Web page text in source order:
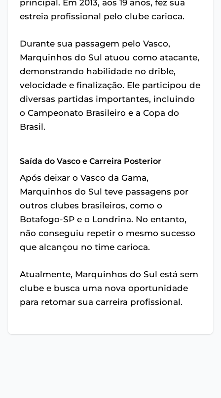
principal. Em 2013, aos 19 anos, fez sua
estreia profissional pelo clube carioca.
Durante sua passagem pelo Vasco,
Marquinhos do Sul atuou como atacante,
demonstrando habilidade no drible,
velocidade e finalização. Ele participou de
diversas partidas importantes, incluindo
o Campeonato Brasileiro e a Copa do
Brasil.
Saída do Vasco e Carreira Posterior
Após deixar o Vasco da Gama,
Marquinhos do Sul teve passagens por
outros clubes brasileiros, como o
Botafogo-SP e o Londrina. No entanto,
não conseguiu repetir o mesmo sucesso
que alcançou no time carioca.
Atualmente, Marquinhos do Sul está sem
clube e busca uma nova oportunidade
para retomar sua carreira profissional.